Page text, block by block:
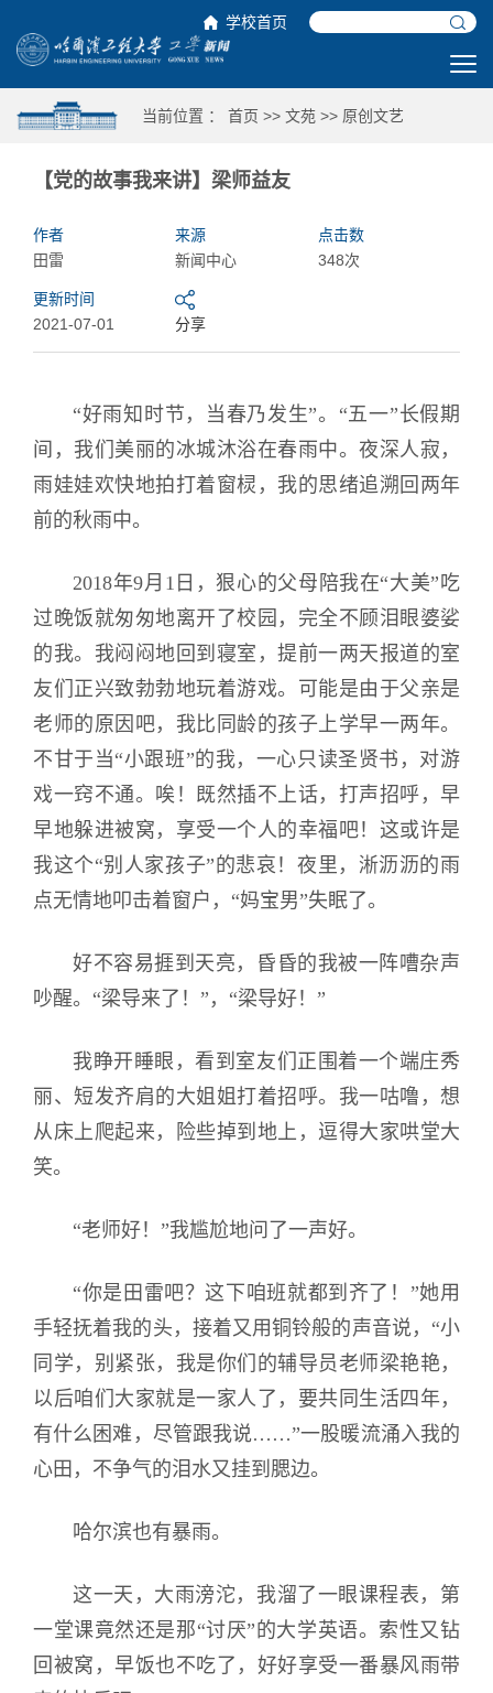
学校首页
当前位置 ： 首页 >> 文苑 >> 原创文艺
【党的故事我来讲】梁师益友
作者
田雷
来源
新闻中心
点击数
348次
更新时间
2021-07-01
分享
“好雨知时节，当春乃发生”。“五一”长假期
间，我们美丽的冰城沐浴在春雨中。夜深人寂，
雨娃娃欢快地拍打着窗棂，我的思绪追溯回两年
前的秋雨中。
2018年9月1日，狠心的父母陪我在“大美”吃
过晚饭就匆匆地离开了校园，完全不顾泪眼婆娑
的我。我闷闷地回到寝室，提前一两天报道的室
友们正兴致勃勃地玩着游戏。可能是由于父亲是
老师的原因吧，我比同龄的孩子上学早一两年。
不甘于当“小跟班”的我，一心只读圣贤书，对游
戏一窍不通。唉！既然插不上话，打声招呼，早
早地躲进被窝，享受一个人的幸福吧！这或许是
我这个“别人家孩子”的悲哀！夜里，淅沥沥的雨
点无情地叩击着窗户，“妈宝男”失眠了。
好不容易捱到天亮，昏昏的我被一阵嘈杂声
吵醒。“梁导来了！”，“梁导好！”
我睁开睡眼，看到室友们正围着一个端庄秀
丽、短发齐肩的大姐姐打着招呼。我一咕噜，想
从床上爬起来，险些掉到地上，逗得大家哄堂大
笑。
“老师好！”我尴尬地问了一声好。
“你是田雷吧？这下咱班就都到齐了！”她用
手轻抚着我的头，接着又用铜铃般的声音说，“小
同学，别紧张，我是你们的辅导员老师梁艳艳，
以后咱们大家就是一家人了，要共同生活四年，
有什么困难，尽管跟我说……”一股暖流涌入我的
心田，不争气的泪水又挂到腮边。
哈尔滨也有暴雨。
这一天，大雨滂沱，我溜了一眼课程表，第
一堂课竟然还是那“讨厌”的大学英语。索性又钻
回被窝，早饭也不吃了，好好享受一番暴风雨带